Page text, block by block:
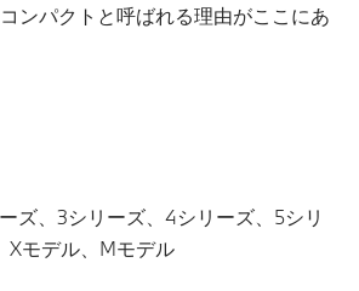
ンパクトと呼ばれる理由がここにあ
ズ、3シリーズ、4シリーズ、5シリ
Xモデル、Mモデル